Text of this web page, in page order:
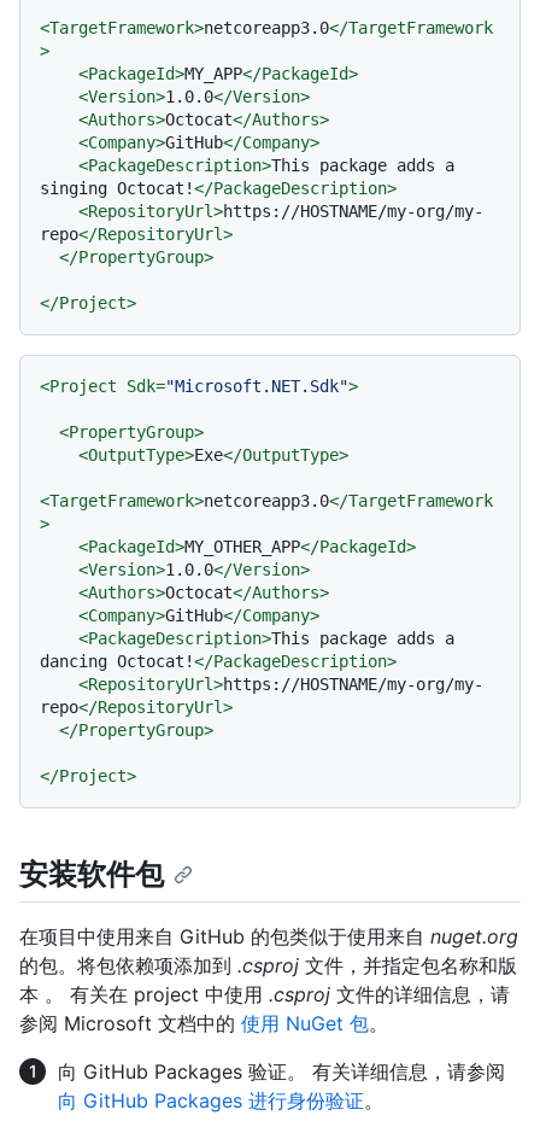
<TargetFramework>netcoreapp3.0</TargetFramework
>
<PackageId>MY_APP</PackageId>
<Version>1.0.0</Version>
<Authors>Octocat</Authors>
<Company>GitHub</Company>
<PackageDescription>This package adds a
singing Octocat!</PackageDescription>
<RepositoryUrl>https://HOSTNAME/my-org/my-
repo</RepositoryUrl>
</PropertyGroup>
</Project>
<Project Sdk="Microsoft.NET.Sdk">
<PropertyGroup>
<OutputType>Exe</OutputType>
<TargetFramework>netcoreapp3.0</TargetFramework
>
<PackageId>MY_OTHER_APP</PackageId>
<Version>1.0.0</Version>
<Authors>Octocat</Authors>
<Company>GitHub</Company>
<PackageDescription>This package adds a
dancing Octocat!</PackageDescription>
<RepositoryUrl>https://HOSTNAME/my-org/my-
repo</RepositoryUrl>
</PropertyGroup>
</Project>
安装软件包
在项目中使用来自 GitHub 的包类似于使用来自 nuget.org
的包。将包依赖项添加到 .csproj 文件，并指定包名称和版
本 。 有关在 project 中使用 .csproj 文件的详细信息，请
参阅 Microsoft 文档中的 使用 NuGet 包。
向 GitHub Packages 验证。 有关详细信息，请参阅
向 GitHub Packages 进行身份验证。